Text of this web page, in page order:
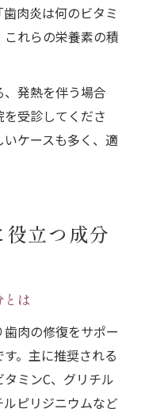
肉炎は何のビタミ
れらの栄養素の積
発熱を伴う場合
受診してくださ
ケースも多く、適
立つ成分
は
肉の修復をサポー
。主に推奨される
ミンC、グリチル
ピリジニウムなど